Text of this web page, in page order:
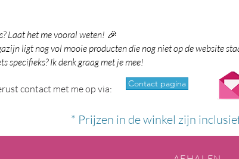
Laat het me vooral weten! 🎉
ligt nog vol mooie producten die nog niet op de website
specifieks? Ik denk graag met je mee!
contact met me op via: Contact pagina
* Prijzen in de winkel zijn